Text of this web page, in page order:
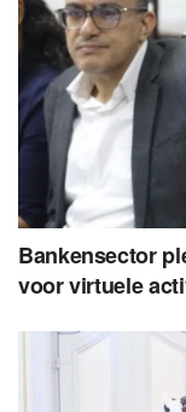
Bankensector
voor virtuele